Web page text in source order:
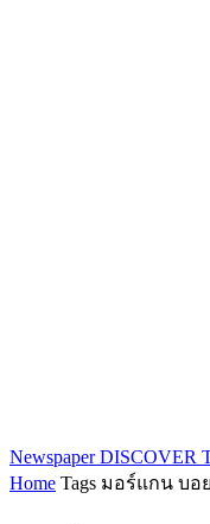
Newspaper DISCOVER
Home Tags มอร์แกน บอ